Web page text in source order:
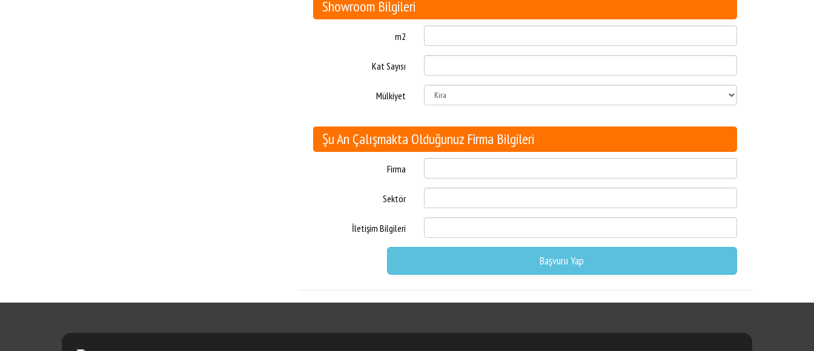
Showroom Bilgileri
m2
Kat Sayısı
Mülkiyet
Şu An Çalışmakta Olduğunuz Firma Bilgileri
Firma
Sektör
İletişim Bilgileri
Başvuru Yap